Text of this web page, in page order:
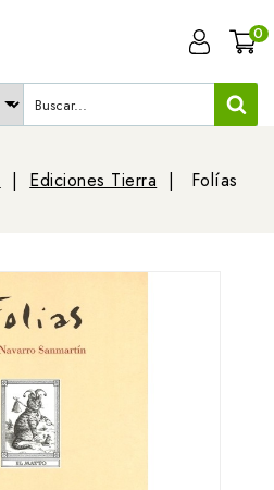
0
Ediciones Tierra Folías